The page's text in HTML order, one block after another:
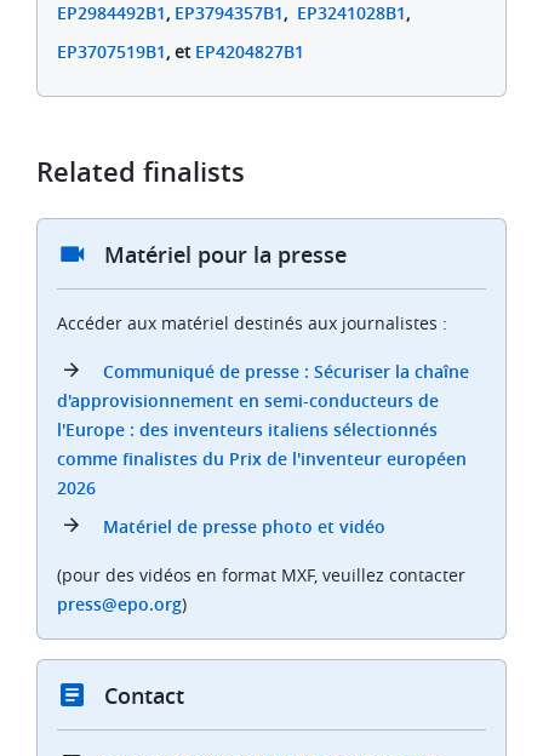
EP2984492B1, EP3794357B1, EP3241028B1,
EP3707519B1, et EP4204827B1
Related finalists
Matériel pour la presse
Accéder aux matériel destinés aux journalistes :
Communiqué de presse : Sécuriser la chaîne
d'approvisionnement en semi-conducteurs de
l'Europe : des inventeurs italiens sélectionnés
comme finalistes du Prix de l'inventeur européen
2026
Matériel de presse photo et vidéo
(pour des vidéos en format MXF, veuillez contacter
press@epo.org)
Contact